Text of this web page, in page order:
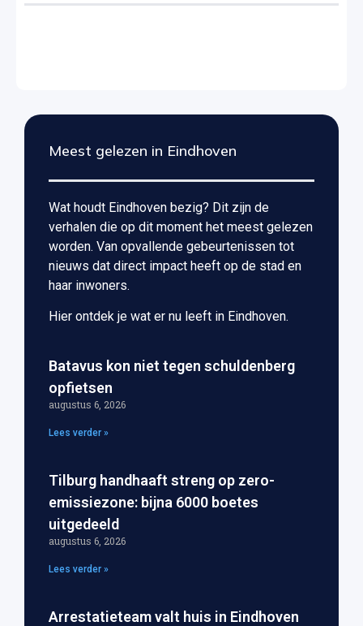
Meest gelezen in Eindhoven
Wat houdt Eindhoven bezig? Dit zijn de
verhalen die op dit moment het meest gelezen
worden. Van opvallende gebeurtenissen tot
nieuws dat direct impact heeft op de stad en
haar inwoners.
Hier ontdek je wat er nu leeft in Eindhoven.
Batavus kon niet tegen schuldenberg
opfietsen
augustus 6, 2026
Lees verder »
Tilburg handhaaft streng op zero-
emissiezone: bijna 6000 boetes
uitgedeeld
augustus 6, 2026
Lees verder »
Arrestatieteam valt huis in Eindhoven